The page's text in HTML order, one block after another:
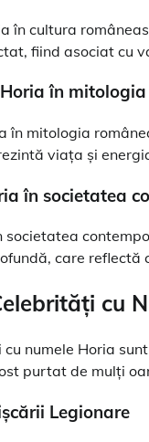
în cultura
fiind asociat cu
în
în mitologia
viața și
în societatea
societatea
care
cu
numele Horia
purtat de mulți
Legionare